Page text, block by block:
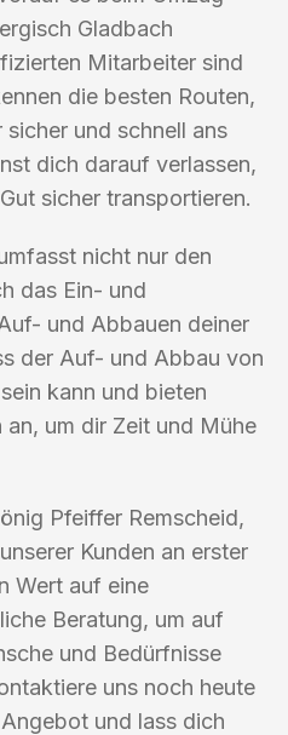
Gladbach
Mitarbeiter sind
die besten Routen,
und schnell ans
dich darauf verlassen,
sicher transportieren.
nicht nur den
das Ein- und
und Abbauen deiner
der Auf- und Abbau von
kann und bieten
um dir Zeit und Mühe
Pfeiffer Remscheid,
Kunden an erster
Wert auf eine
Beratung, um auf
und Bedürfnisse
uns noch heute
und lass dich